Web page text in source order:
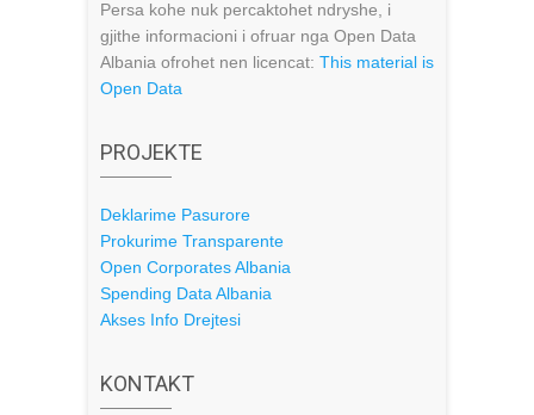
Persa kohe nuk percaktohet ndryshe, i
gjithe informacioni i ofruar nga Open Data
Albania ofrohet nen licencat: This material is
Open Data
PROJEKTE
Deklarime Pasurore
Prokurime Transparente
Open Corporates Albania
Spending Data Albania
Akses Info Drejtesi
KONTAKT